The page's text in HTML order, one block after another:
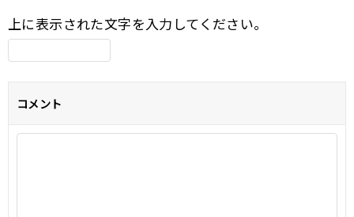
上に表示された文字を入力してください。
コメント